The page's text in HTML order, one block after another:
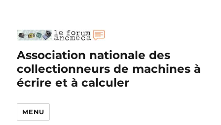
Association nationale des
collectionneurs de machines à
écrire et à calculer
MENU